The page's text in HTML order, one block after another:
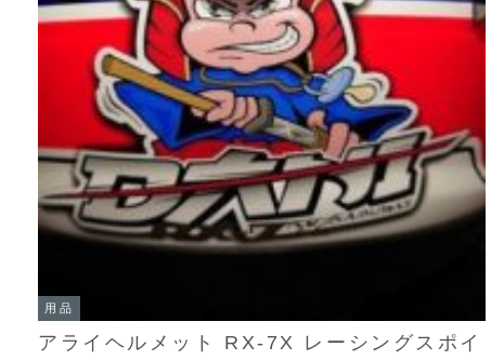
用品
アライヘルメット RX-7X レーシングスポイ